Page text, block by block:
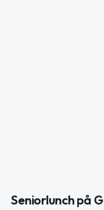
Seniorlunch på